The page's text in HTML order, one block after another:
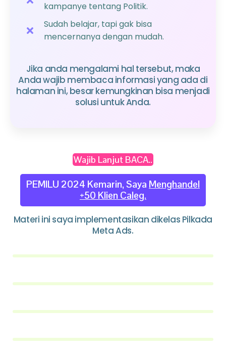
kampanye tentang Politik.
Sudah belajar, tapi gak bisa
mencernanya dengan mudah.
Jika anda mengalami hal tersebut, maka
Anda wajib membaca informasi yang ada di
halaman ini, besar kemungkinan bisa menjadi
solusi untuk Anda.
Wajib Lanjut BACA..
PEMILU 2024 Kemarin, Saya Menghandel
+50 Klien Caleg.
Materi ini saya implementasikan dikelas Pilkada
Meta Ads.